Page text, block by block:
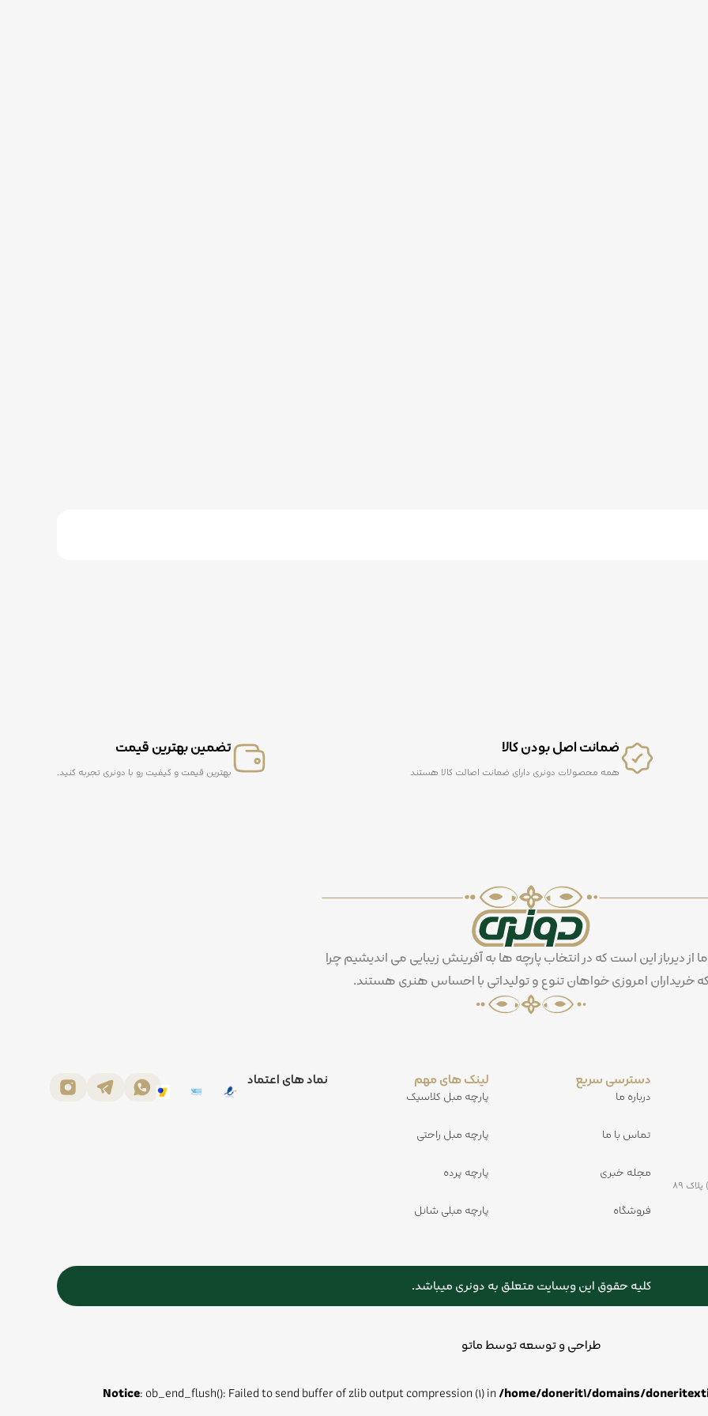
ضمانت اصل بودن کالا
همه محصولات دونری دارای ضمانت اصالت کالا هستند
تضمین بهترین قیمت
بهترین قیمت و کیفیت رو با دونری تجربه کنید.
از دیرباز این است که در انتخاب پارچه ها به آفرینش زیبایی می اندیشیم چرا
که خریداران امروزی خواهان تنوع و تولیداتی با احساس هنری هستند.
کیلومتر ۵ جاده مشهد به کلات بعد از پمپ بنزین ولیعصر (خلق آباد) پلاک ۸۹
دسترسی سریع
درباره ما
تماس با ما
مجله خبری
فروشگاه
لینک های مهم
پارچه مبل کلاسیک
پارچه مبل راحتی
پارچه پرده
پارچه مبلی شانل
نماد های اعتماد
کلیه حقوق این وبسایت متعلق به دونری میباشد.
طراحی و توسعه توسط ماتو
Notice: ob_end_flush(): Failed to send buffer of zlib output compression (1) in /home/donerit1/domains/